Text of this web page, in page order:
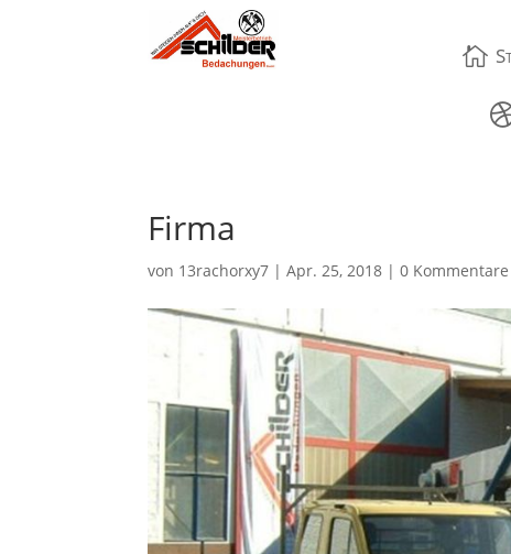

Firma
von 13rachorxy7 |Apr. 25, 2018 |0 Kommentare